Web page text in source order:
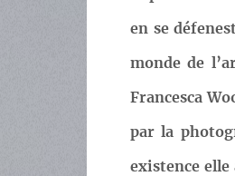
en se
monde de
Francesca
par la
existence